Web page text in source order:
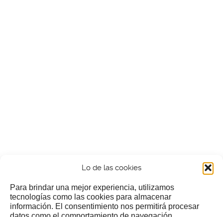
Lo de las cookies
Para brindar una mejor experiencia, utilizamos
tecnologías como las cookies para almacenar
información. El consentimiento nos permitirá procesar